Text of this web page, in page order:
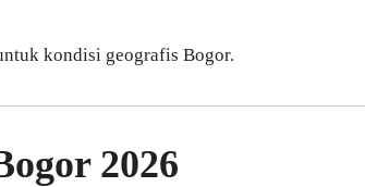
kondisi geografis Bogor.
2026